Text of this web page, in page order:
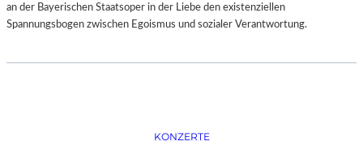
M
an der Bayerischen Staatsoper in der Liebe den existenziellen
Spannungsbogen zwischen Egoismus und sozialer Verantwortung.
KONZERTE